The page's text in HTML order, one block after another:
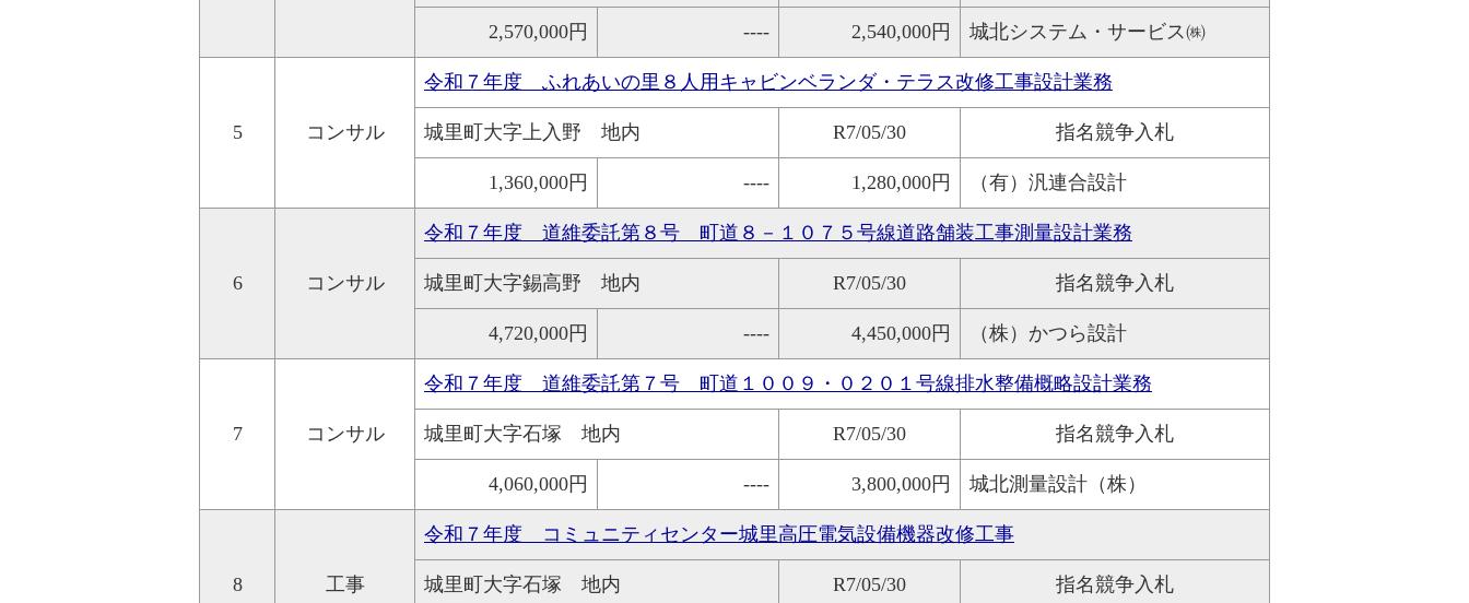
2,570,000円 ---- 2,540,000円 城北システム・サービス㈱
5 コンサル
令和７年度 ふれあいの里８人用キャビンベランダ・テラス改修工事設計業務
城里町大字上入野 地内 R7/05/30 指名競争入札
1,360,000円 ---- 1,280,000円 （有）汎連合設計
6 コンサル
令和７年度 道維委託第８号 町道８－１０７５号線道路舗装工事測量設計業務
城里町大字錫高野 地内 R7/05/30 指名競争入札
4,720,000円 ---- 4,450,000円 （株）かつら設計
7 コンサル
令和７年度 道維委託第７号 町道１００９・０２０１号線排水整備概略設計業務
城里町大字石塚 地内 R7/05/30 指名競争入札
4,060,000円 ---- 3,800,000円 城北測量設計（株）
8 工事
令和７年度 コミュニティセンター城里高圧電気設備機器改修工事
城里町大字石塚 地内 R7/05/30 指名競争入札